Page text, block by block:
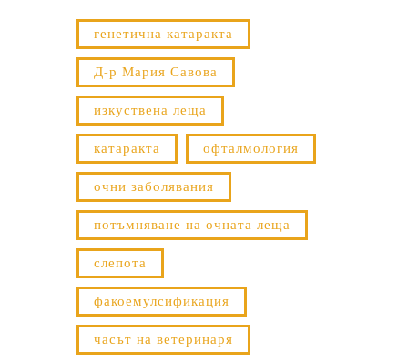
генетична катаракта
Д-р Мария Савова
изкуствена леща
катаракта офталмология
очни заболявания
потъмняване на очната леща
слепота
факоемулсификация
часът на ветеринаря